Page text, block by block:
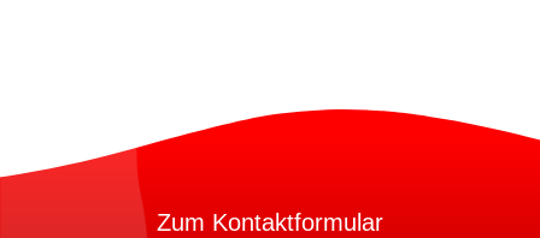
Zum Kontaktformular